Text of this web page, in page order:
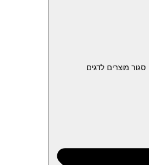
סגור מוצרים לדגים